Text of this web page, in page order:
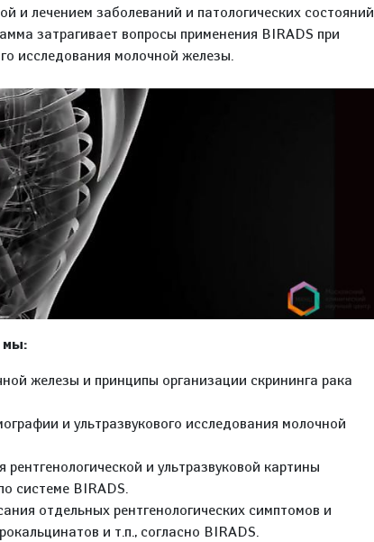
и лечением заболеваний и патологических состояний
затрагивает вопросы применения BIRADS при
исследования молочной железы.
мы:
железы и принципы организации скрининга рака
и ультразвукового исследования молочной
и ультразвуковой картины
системе BIRADS.
отдельных рентгенологических симптомов и
и т.п., согласно BIRADS.